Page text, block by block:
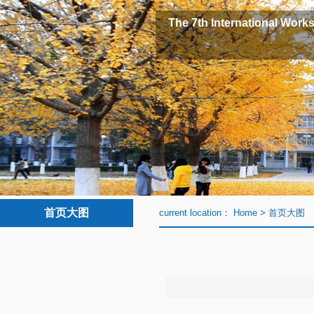
The 7th International
首页大图 current location： Home > 首页大图